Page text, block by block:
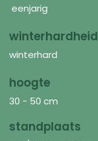
eenjarig
winterhardheid
winterhard
hoogte
30 - 50 cm
standplaats